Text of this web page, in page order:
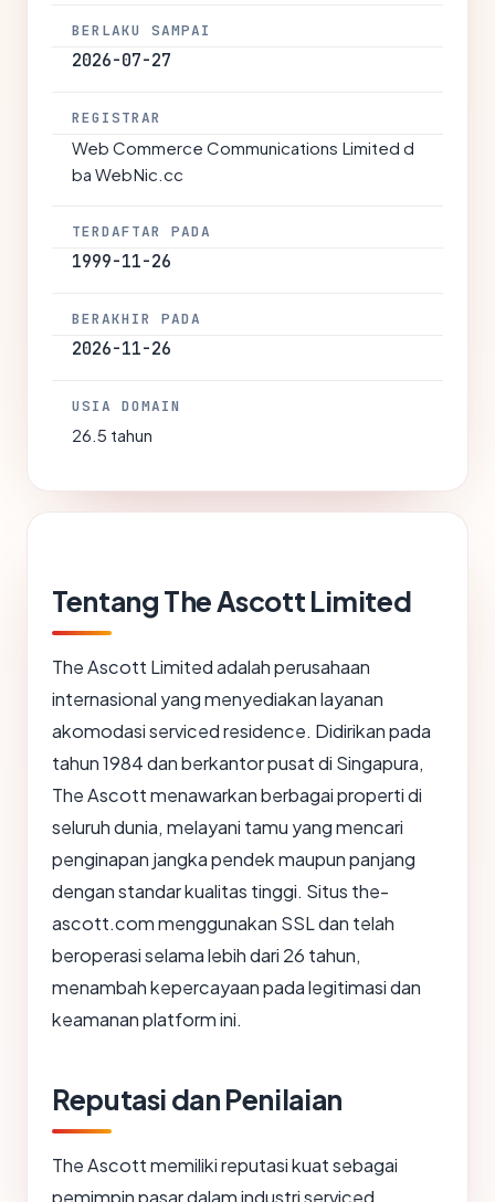
BERLAKU SAMPAI
2026-07-27
REGISTRAR
Web Commerce Communications Limited d
ba WebNic.cc
TERDAFTAR PADA
1999-11-26
BERAKHIR PADA
2026-11-26
USIA DOMAIN
26.5 tahun
Tentang The Ascott Limited
The Ascott Limited adalah perusahaan
internasional yang menyediakan layanan
akomodasi serviced residence. Didirikan pada
tahun 1984 dan berkantor pusat di Singapura,
The Ascott menawarkan berbagai properti di
seluruh dunia, melayani tamu yang mencari
penginapan jangka pendek maupun panjang
dengan standar kualitas tinggi. Situs the-
ascott.com menggunakan SSL dan telah
beroperasi selama lebih dari 26 tahun,
menambah kepercayaan pada legitimasi dan
keamanan platform ini.
Reputasi dan Penilaian
The Ascott memiliki reputasi kuat sebagai
pemimpin pasar dalam industri serviced